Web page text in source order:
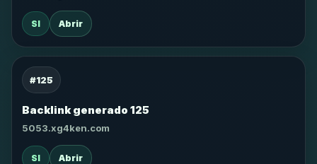
SI Abrir
#125
Backlink generado 125
5053.xg4ken.com
SI Abrir